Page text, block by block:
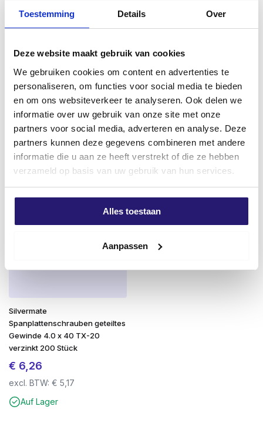
Toestemming Details Over
Deze website maakt gebruik van cookies
We gebruiken cookies om content en advertenties te
personaliseren, om functies voor social media te bieden
en om ons websiteverkeer te analyseren. Ook delen we
informatie over uw gebruik van onze site met onze
partners voor social media, adverteren en analyse. Deze
partners kunnen deze gegevens combineren met andere
informatie die u aan ze heeft verstrekt of die ze hebben
verzameld op basis van uw gebruik van hun services.
Alles toestaan
Aanpassen
Handfeger
€1,99
excl. BTW:€1,64
Nicht vorrätig
Allround-Arbeitshandschuhe
PRO Größe 10
€2,39
excl. BTW:€ 1,98
Silvermate
Spanplattenschrauben geteiltes
Gewinde 4.0 x 40 TX-20
verzinkt 200 Stück
€ 6,26
excl. BTW: € 5,17
Auf Lager